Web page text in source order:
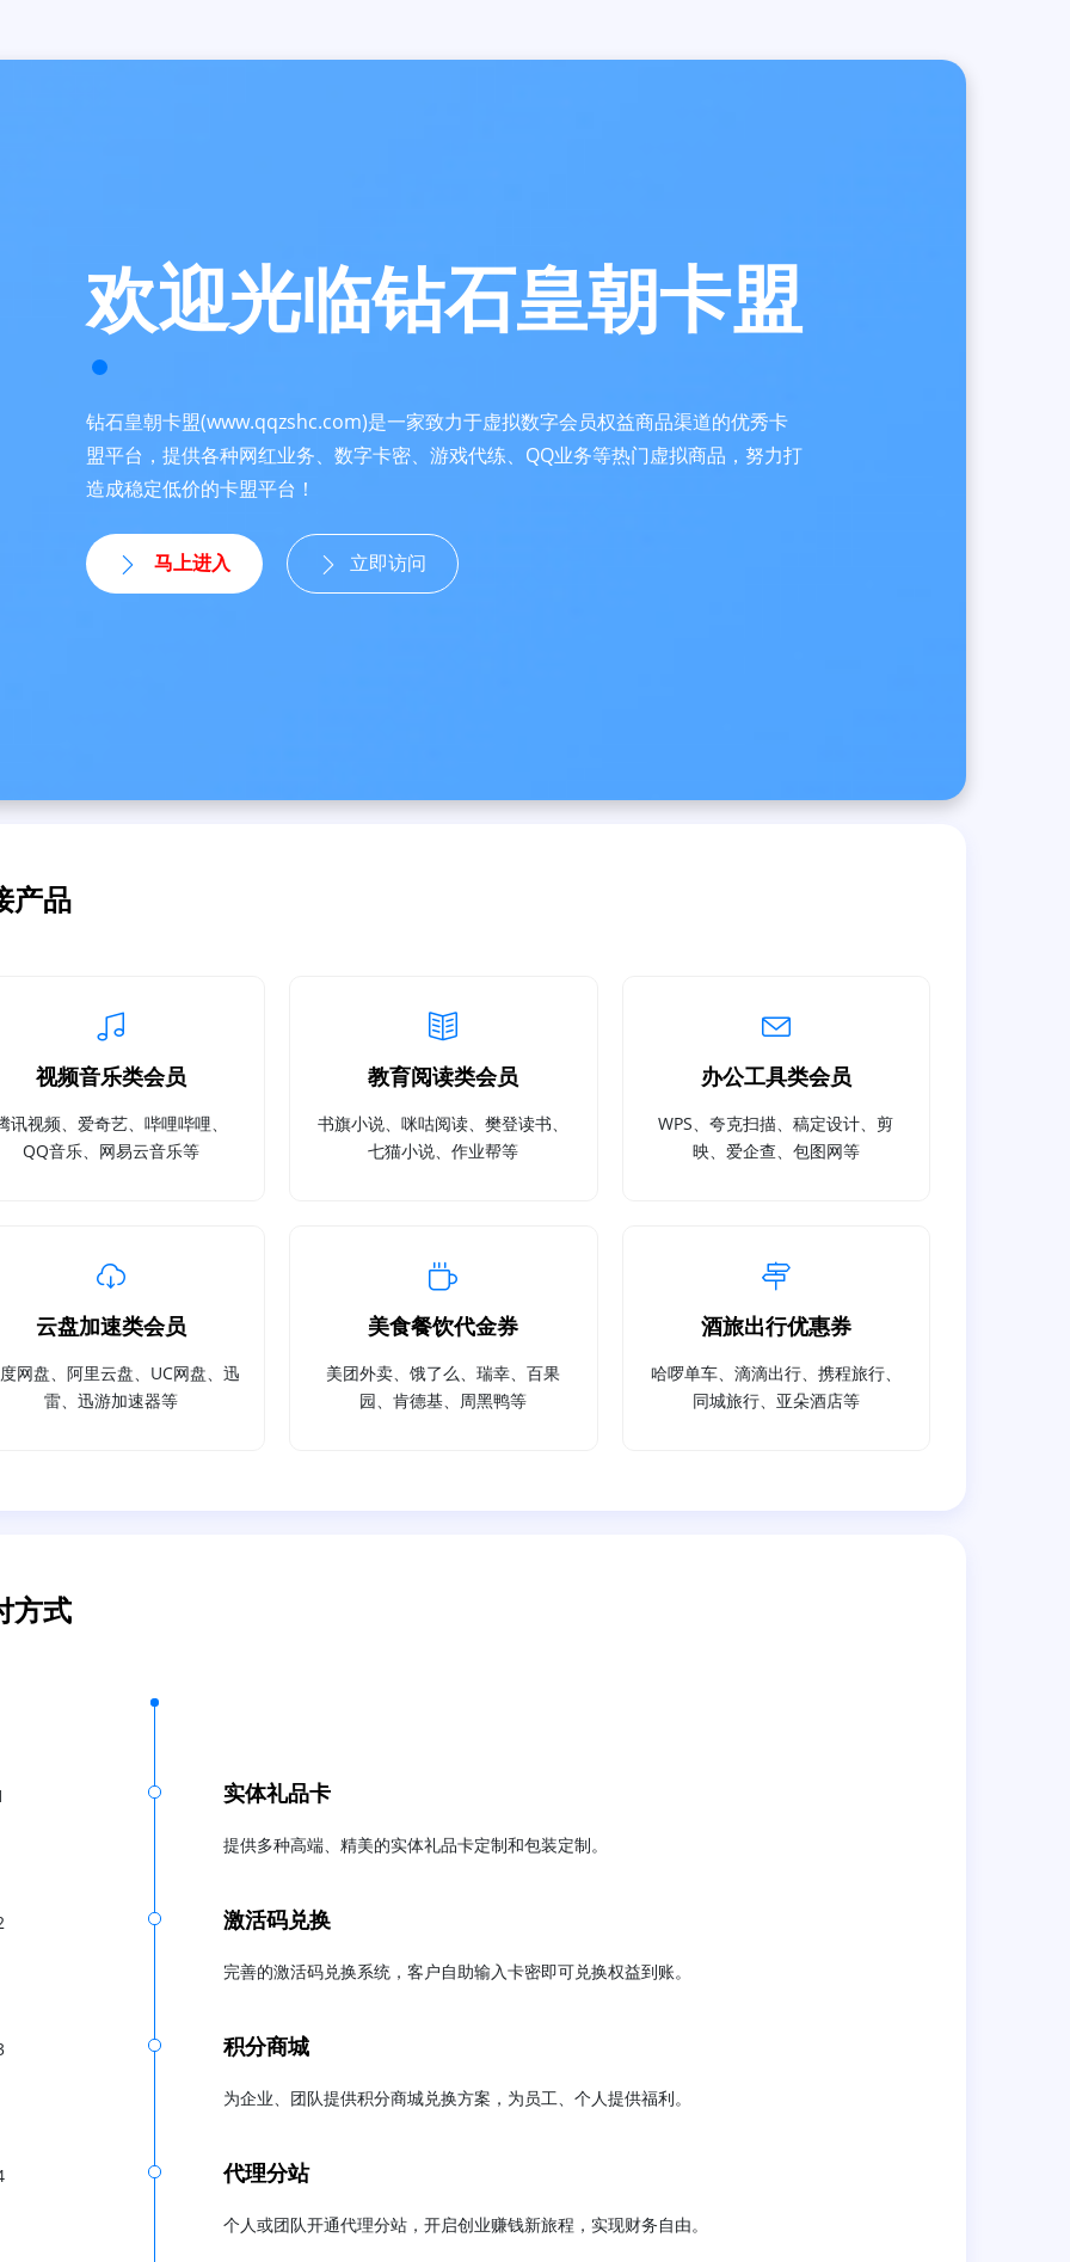
欢迎光临钻石皇朝卡盟
钻石皇朝卡盟(www.qqzshc.com)是一家致力于虚拟数字会员权益商品渠道的优秀卡
盟平台，提供各种网红业务、数字卡密、游戏代练、QQ业务等热门虚拟商品，努力打
造成稳定低价的卡盟平台！
马上进入 立即访问
产品
视频音乐类会员
讯视频、爱奇艺、哔哩哔哩、
QQ音乐、网易云音乐等
教育阅读类会员
书旗小说、咪咕阅读、樊登读书、
七猫小说、作业帮等
办公工具类会员
WPS、夸克扫描、稿定设计、剪
映、爱企查、包图网等
云盘加速类会员
网盘、阿里云盘、UC网盘、迅
雷、迅游加速器等
美食餐饮代金券
美团外卖、饿了么、瑞幸、百果
园、肯德基、周黑鸭等
酒旅出行优惠券
哈啰单车、滴滴出行、携程旅行、
同城旅行、亚朵酒店等
方式
实体礼品卡
提供多种高端、精美的实体礼品卡定制和包装定制。
激活码兑换
完善的激活码兑换系统，客户自助输入卡密即可兑换权益到账。
积分商城
为企业、团队提供积分商城兑换方案，为员工、个人提供福利。
代理分站
个人或团队开通代理分站，开启创业赚钱新旅程，实现财务自由。